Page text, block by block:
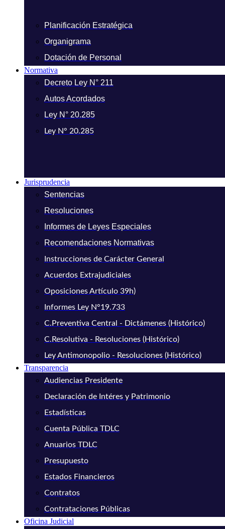
Planificación Estratégica
Organigrama
Dotación de Personal
Normativa
Decreto Ley N° 211
Autos Acordados
Ley N° 20.285
Ley N° 20.285
Jurisprudencia
Sentencias
Resoluciones
Informes de Leyes Especiales
Recomendaciones Normativas
Instrucciones de Carácter General
Acuerdos Extrajudiciales
Oposiciones Artículo 39h)
Informes Ley N°19.733
C.Preventiva Central - Dictámenes (Histórico)
C.Resolutiva - Resoluciones (Histórico)
Ley Antimonopolio - Resoluciones (Histórico)
Transparencia
Audiencias Presidente
Declaración de Intéres y Patrimonio
Estadísticas
Cuenta Pública TDLC
Anuarios TDLC
Presupuesto
Estados Financieros
Contratos
Contrataciones Públicas
Oficina Judicial